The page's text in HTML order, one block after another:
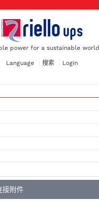
power for a sustainable world
Language 搜索 Login
接附件